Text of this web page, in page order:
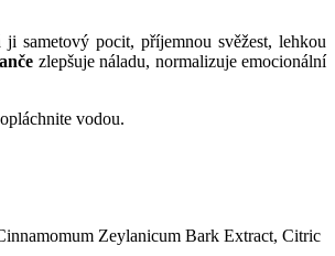
sametový pocit, příjemnou svěžest, lehkou
zlepšuje náladu, normalizuje emocionální
vodou.
Zeylanicum Bark Extract, Citric